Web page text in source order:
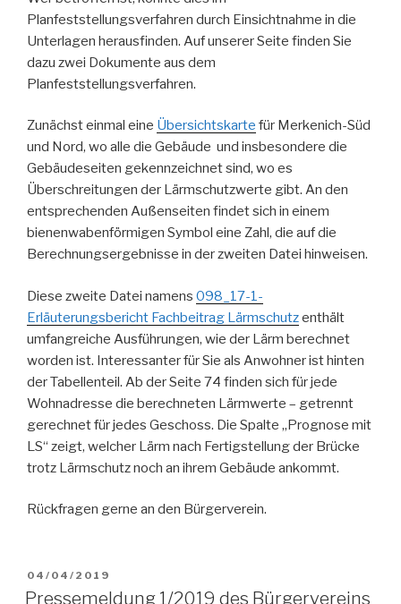
Planfeststellungsverfahren durch Einsichtnahme in die
Unterlagen herausfinden. Auf unserer Seite finden Sie
dazu zwei Dokumente aus dem
Planfeststellungsverfahren.
Zunächst einmal eine Übersichtskarte für Merkenich-Süd
und Nord, wo alle die Gebäude und insbesondere die
Gebäudeseiten gekennzeichnet sind, wo es
Überschreitungen der Lärmschutzwerte gibt. An den
entsprechenden Außenseiten findet sich in einem
bienenwabenförmigen Symbol eine Zahl, die auf die
Berechnungsergebnisse in der zweiten Datei hinweisen.
Diese zweite Datei namens 098_17-1-
Erläuterungsbericht Fachbeitrag Lärmschutzenthält
umfangreiche Ausführungen, wie der Lärm berechnet
worden ist. Interessanter für Sie als Anwohner ist hinten
der Tabellenteil. Ab der Seite 74 finden sich für jede
Wohnadresse die berechneten Lärmwerte – getrennt
gerechnet für jedes Geschoss. Die Spalte „Prognose mit
LS“ zeigt, welcher Lärm nach Fertigstellung der Brücke
trotz Lärmschutz noch an ihrem Gebäude ankommt.
Rückfragen gerne an den Bürgerverein.
VERÖFFENTLICHT
AM
04/04/2019
Pressemeldung 1/2019 des Bürgervereins